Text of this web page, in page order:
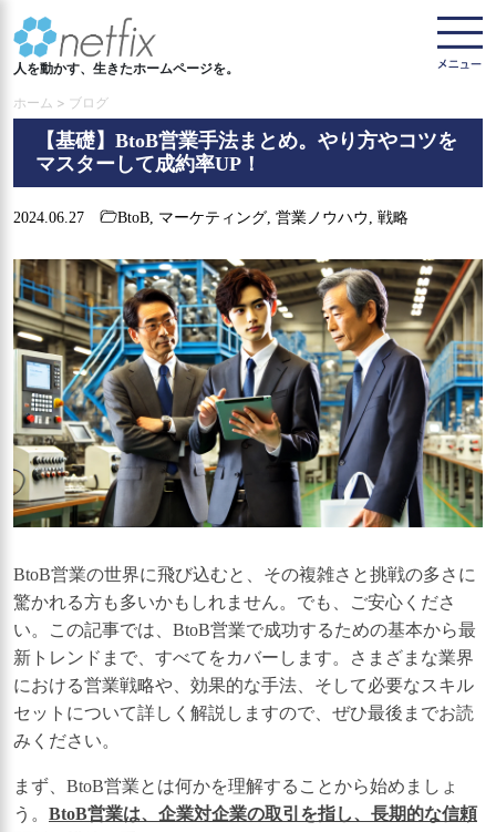
人を動かす、生きたホームページを。
ホーム > ブログ
【基礎】BtoB営業手法まとめ。やり方やコツを
マスターして成約率UP！
2024.06.27 BtoB マーケティング 営業ノウハウ 戦略
BtoB営業の世界に飛び込むと、その複雑さと挑戦の多さに
驚かれる方も多いかもしれません。でも、ご安心くださ
い。この記事では、BtoB営業で成功するための基本から最
新トレンドまで、すべてをカバーします。さまざまな業界
における営業戦略や、効果的な手法、そして必要なスキル
セットについて詳しく解説しますので、ぜひ最後までお読
みください。
まず、BtoB営業とは何かを理解することから始めましょ
う。 BtoB営業は、企業対企業の取引を指し、長期的な信頼